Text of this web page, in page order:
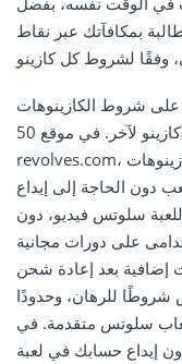
بمكافآتك عبر نقاط
شروط الكازينوهات
على الإنترنت، وقد تختلف من كازينو لآخر. في موقع 50-
revolves.com، نقدم لكم معلومات موثوقة حول عروض الكازينوهات
دون الحاجة إلى إيداع
50 دورة مجانية للعبة سلوتس فيديو، دون
على دورات مجانية
إضافية بعد إعادة شحن
للرهان، وحدودًا
سلوتس متقدمة. في
مجانية بدون إيداع حسابك في لعبة